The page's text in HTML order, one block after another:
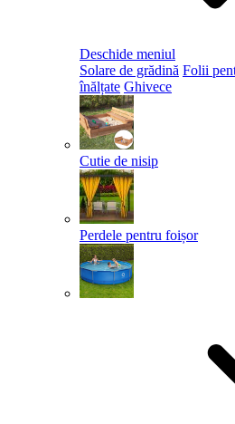
Deschide meniul
Solare de grădină Folii
înălțate Ghivece
Cutie de nisip
Perdele pentru foișor